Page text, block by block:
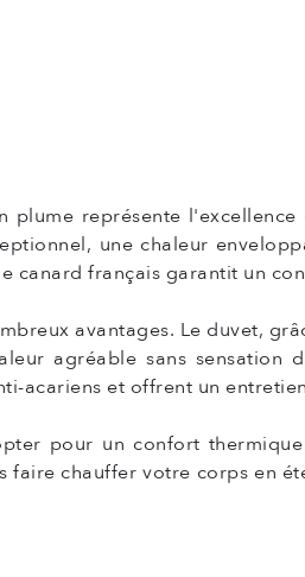
représente
une chaleur
canard français garantit un
avantages. Le duvet,
agréable sans sensation
acariens et offrent un
pour un confort
faire chauffer votre corps en